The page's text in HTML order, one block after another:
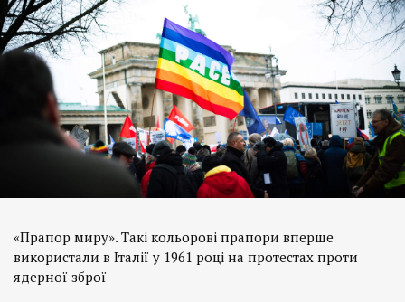
«Прапор миру». Такі кольорові прапори вперше
використали в Італії у 1961 році на протестах проти
ядерної зброї